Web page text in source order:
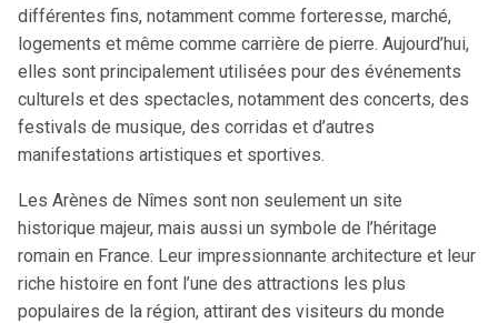
différentes fins, notamment comme forteresse, marché,
logements et même comme carrière de pierre. Aujourd’hui,
elles sont principalement utilisées pour des événements
culturels et des spectacles, notamment des concerts, des
festivals de musique, des corridas et d’autres
manifestations artistiques et sportives.
Les Arènes de Nîmes sont non seulement un site
historique majeur, mais aussi un symbole de l’héritage
romain en France. Leur impressionnante architecture et leur
riche histoire en font l’une des attractions les plus
populaires de la région, attirant des visiteurs du monde